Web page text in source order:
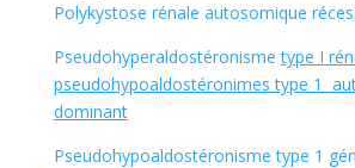
Polykystose rénale autosomique
Pseudohyperaldostéronismetype I
pseudohypoaldostéronimes type 1
dominant
Pseudohypoaldostéronisme type 1